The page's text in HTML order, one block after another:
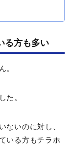
る方も多い
。
た。
ないのに対し、
いる方もチラホ